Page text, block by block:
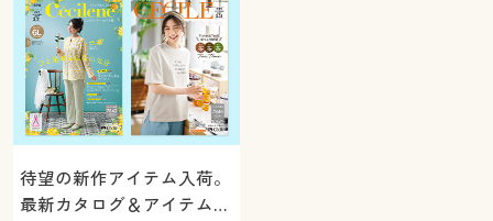
待望の新作アイテム入荷。
最新カタログ＆アイテムを